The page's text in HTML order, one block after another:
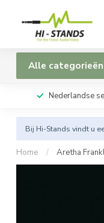
Alle categorieën
Nederlandse
Bij Hi-Stands vindt u
Home / Aretha